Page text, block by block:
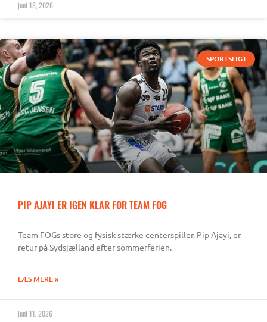
juni 18, 2026
SPORTSLIGT
PIP AJAYI ER IGEN KLAR FOR TEAM FOG
Team FOGs store og fysisk stærke centerspiller, Pip Ajayi, er
retur på Sydsjælland efter sommerferien.
LÆS MERE »
juni 11, 2026